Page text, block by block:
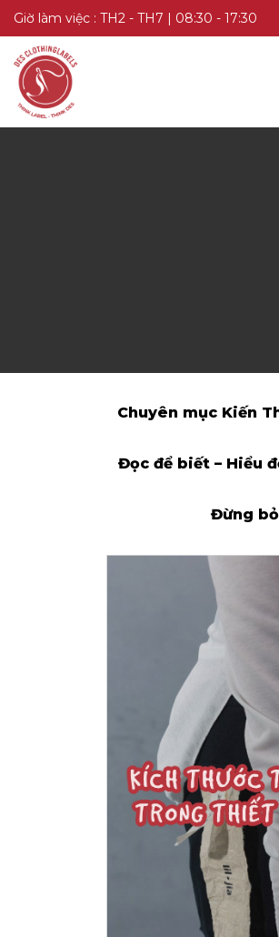
Giờ làm việc : TH2 - TH7 | 08:30 - 17:30
Chuyên mục Kiến
Đọc để biết – Hiểu
Đừng
TRANG CHỦ
DANH MỤC SẢN PHẨM
KIẾN THỨC